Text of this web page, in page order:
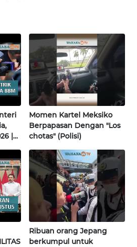
|
Momen Kartel Meksiko
Berpapasan Dengan "Los
chotas" (Polisi)
Ribuan orang Jepang
berkumpul untuk